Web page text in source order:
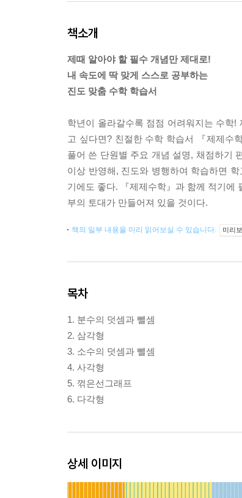
책소개
제때 알아야 할 필수 개념만 제대로!
내 속도에 딱 맞게 스스로 공부하는
진도 맞춤 수학 학습서
학년이 올라갈수록 점점 어려워지는 수학
고 싶다면? 친절한 수학 학습서 『제제수
풀어 쓴 단원별 주요 개념 설명, 채점하기
이상 반영해, 진도와 병행하여 학습하면
기에도 좋다. 『제제수학』과 함께 적기에
부의 토대가 만들어져 있을 것이다.
책의 일부 내용을 미리 읽어보실 수 있습니다. 미리보
목차
1. 분수의 덧셈과 뺄셈
2. 삼각형
3. 소수의 덧셈과 뺄셈
4. 사각형
5. 꺾은선그래프
6. 다각형
상세 이미지